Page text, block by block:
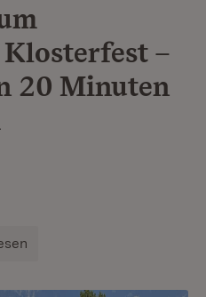
–
20 Minuten